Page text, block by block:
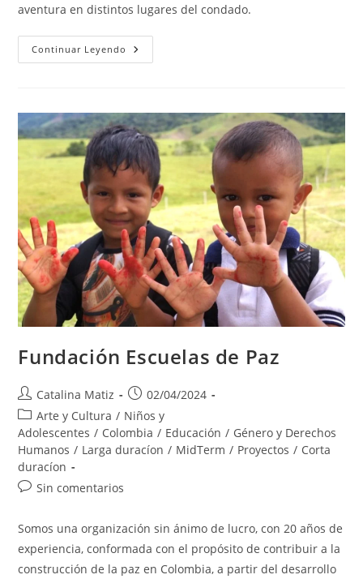
aventura en distintos lugares del condado.
Continuar Leyendo Hertfordshire
Scouts
Fundación Escuelas de Paz
Autor
de
la
entrada:
Catalina Matiz
Publicación
de
la
entrada:
02/04/2024
Categoría
de
la
entrada:
Arte y Cultura / Niños y
Adolescentes / Colombia / Educación / Género y Derechos
Humanos / Larga duracíon / MidTerm / Proyectos / Corta
duracíon
Comentarios
la
entrada:
Sin comentarios
Somos una organización sin ánimo de lucro, con 20 años de
experiencia, conformada con el propósito de contribuir a la
construcción de la paz en Colombia, a partir del desarrollo